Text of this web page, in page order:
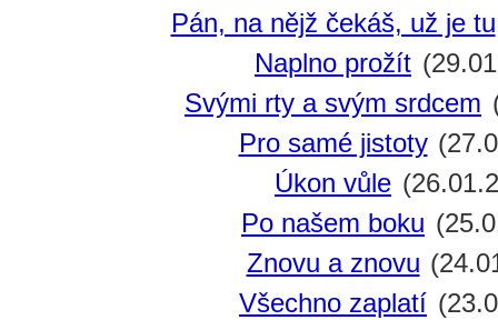
Pán, na nějž čekáš, už je tu
Naplno prožít
Svými rty a svým srdcem
Pro samé jistoty
Úkon vůle
Po našem boku
Znovu a znovu
Všechno zaplatí